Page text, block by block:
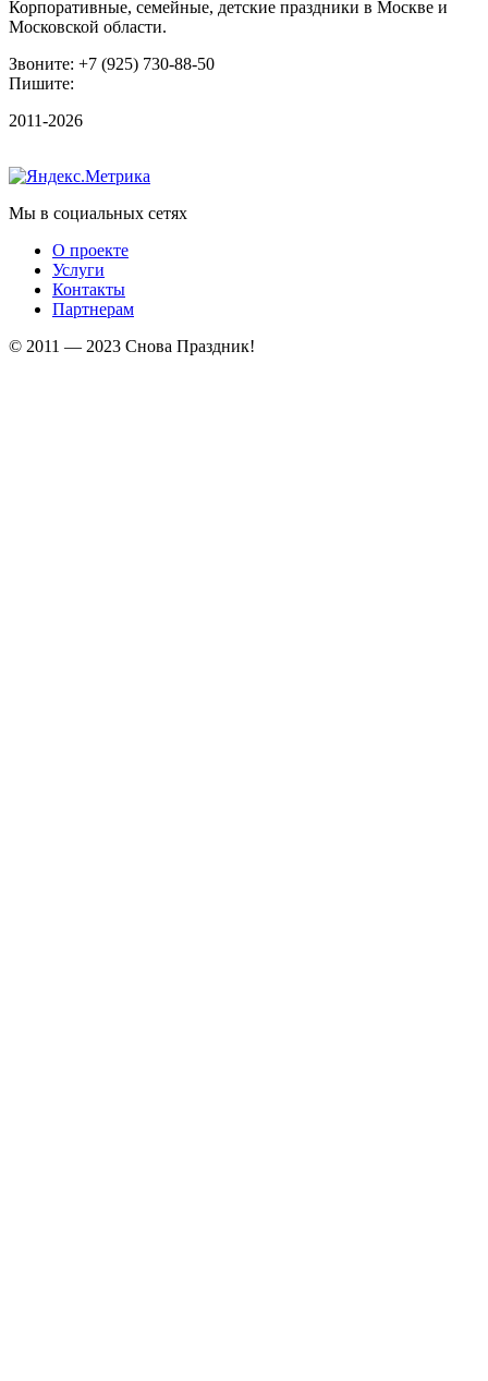
Корпоративные, семейные, детские праздники в Москве и
Московской области.
Звоните: +7 (925) 730-88-50
Пишите:
2011-2026
Мы в социальных сетях
О проекте
Услуги
Контакты
Партнерам
© 2011 — 2023 Снова Праздник!